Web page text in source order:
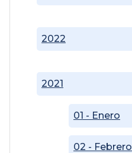
2021
01 - Enero
02 - Febrero
2022